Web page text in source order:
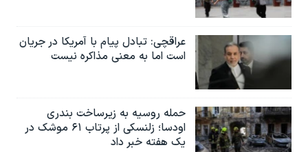
عراقچی: تبادل پیام با آمریکا در جریان
است اما به معنی مذاکره نیست
حمله روسیه به زیرساخت بندری
اودسا؛ زلنسکی از پرتاب ۶۱ موشک در
یک هفته خبر داد